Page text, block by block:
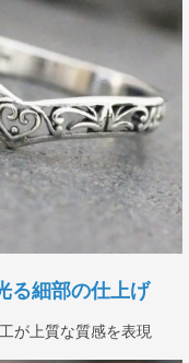
る細部の仕上げ
が上質な質感を表現